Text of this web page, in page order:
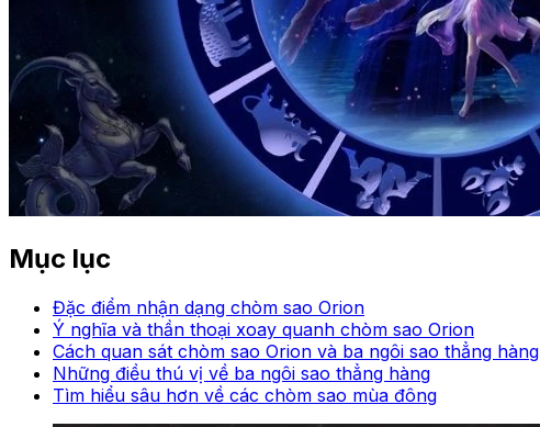
Mục lục
Đặc điểm nhận dạng chòm sao Orion
Ý nghĩa và thần thoại xoay quanh chòm sao Orion
Cách quan sát chòm sao Orion và ba ngôi sao thẳng hàng
Những điều thú vị về ba ngôi sao thẳng hàng
Tìm hiểu sâu hơn về các chòm sao mùa đông